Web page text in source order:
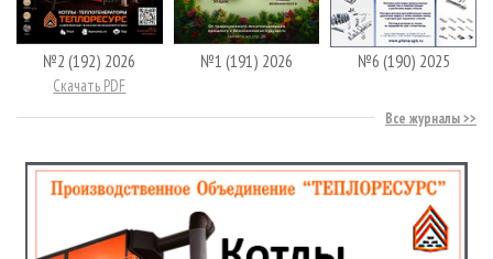
№2 (192) 2026
Скачать PDF
№1 (191) 2026 №6 (190) 2025
Все журналы